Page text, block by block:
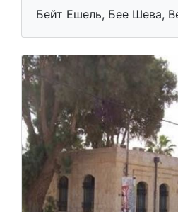
Бейт Ешель, Бее Шева,